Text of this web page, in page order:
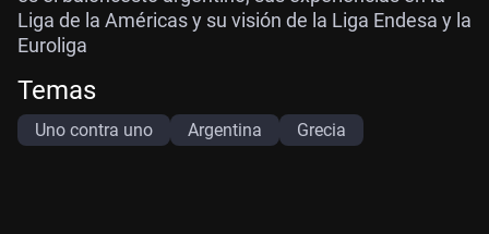
Liga de la Américas y su visión de la Liga Endesa y la
Euroliga
Temas
Uno contra uno Argentina Grecia